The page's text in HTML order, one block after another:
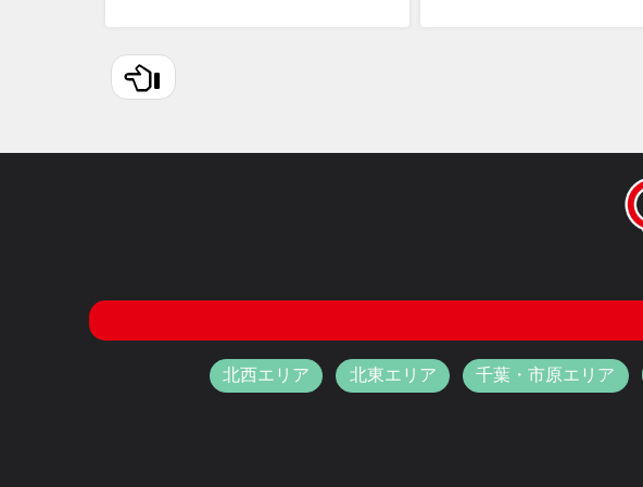
北西エリア 北東エリア 千葉・市原エリア